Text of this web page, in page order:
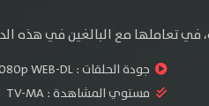
تعاملها مع البالغين في هذه
جودة الحلقات :WEB-DL
مستوي المشاهدة :TV-MA